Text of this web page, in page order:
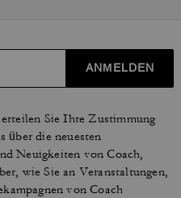
ANMELDEN
Sie Ihre Zustimmung
über die neuesten
Neuigkeiten von Coach,
wie Sie an Veranstaltungen,
von Coach